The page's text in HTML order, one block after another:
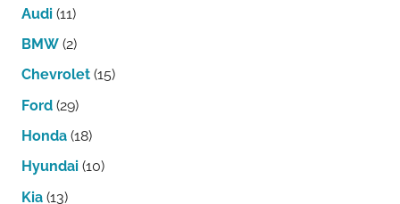
Audi (11)
BMW (2)
Chevrolet (15)
Ford (29)
Honda (18)
Hyundai (10)
Kia (13)